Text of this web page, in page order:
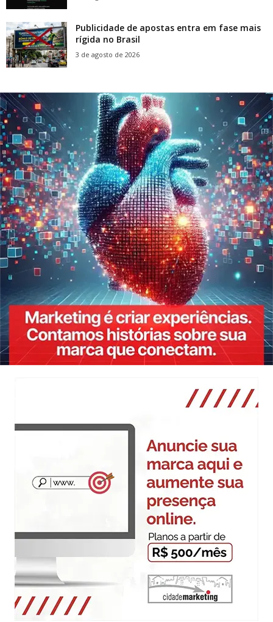
Publicidade de apostas entra em fase mais
rígida no Brasil
3 de agosto de 2026